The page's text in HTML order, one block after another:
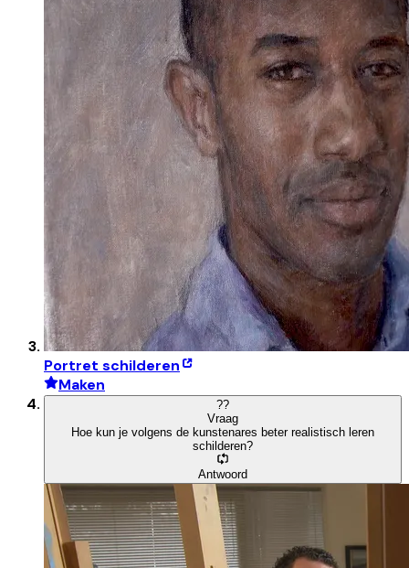
Portret schilderen
Maken
??
Vraag
Hoe kun je volgens de kunstenares beter realistisch leren
schilderen?
Antwoord